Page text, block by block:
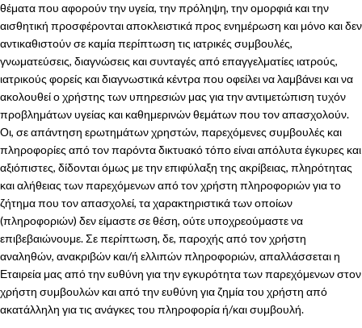
θέματα που αφορούν την υγεία, την πρόληψη, την ομορφιά και την
αισθητική προσφέρονται αποκλειστικά προς ενημέρωση και μόνο και δεν
αντικαθιστούν σε καμία περίπτωση τις ιατρικές συμβουλές,
γνωματεύσεις, διαγνώσεις και συνταγές από επαγγελματίες ιατρούς,
ιατρικούς φορείς και διαγνωστικά κέντρα που οφείλει να λαμβάνει και να
ακολουθεί ο χρήστης των υπηρεσιών μας για την αντιμετώπιση τυχόν
προβλημάτων υγείας και καθημερινών θεμάτων που τον απασχολούν.
Οι, σε απάντηση ερωτημάτων χρηστών, παρεχόμενες συμβουλές και
πληροφορίες από τον παρόντα δικτυακό τόπο είναι απόλυτα έγκυρες και
αξιόπιστες, δίδονται όμως με την επιφύλαξη της ακρίβειας, πληρότητας
και αλήθειας των παρεχόμενων από τον χρήστη πληροφοριών για το
ζήτημα που τον απασχολεί, τα χαρακτηριστικά των οποίων
(πληροφοριών) δεν είμαστε σε θέση, ούτε υποχρεούμαστε να
επιβεβαιώνουμε. Σε περίπτωση, δε, παροχής από τον χρήστη
αναληθών, ανακριβών και/ή ελλιπών πληροφοριών, απαλλάσσεται η
Εταιρεία μας από την ευθύνη για την εγκυρότητα των παρεχόμενων στον
χρήστη συμβουλών και από την ευθύνη για ζημία του χρήστη από
ακατάλληλη για τις ανάγκες του πληροφορία ή/και συμβουλή.